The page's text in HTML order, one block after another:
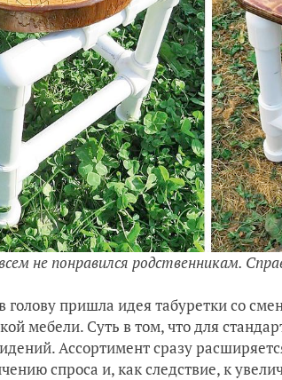
не понравился родственникам.
голову пришла идея табуретки со
мебели. Суть в том, что для
Ассортимент сразу
спроса и, как следствие, к